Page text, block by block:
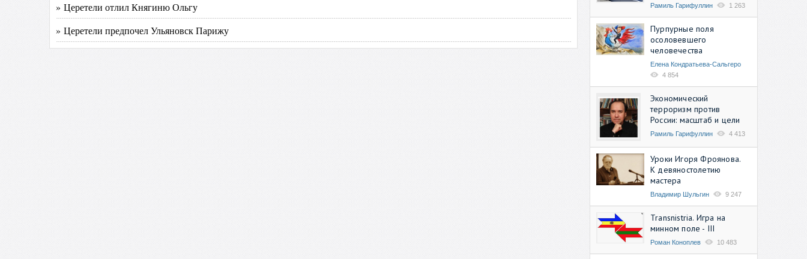
» Церетели отлил Княгиню Ольгу
» Церетели предпочел Ульяновск Парижу
Рамиль Гарифуллин 1 263
Пурпурные поля
осоловевшего
человечества
Елена Кондратьева-Сальгеро
4 854
Экономический
терроризм против
России: масштаб и цели
Рамиль Гарифуллин 4 413
Уроки Игоря Фроянова.
К девяностолетию
мастера
Владимир Шульгин 9 247
Transnistria. Игра на
минном поле - III
Роман Коноплев 10 483